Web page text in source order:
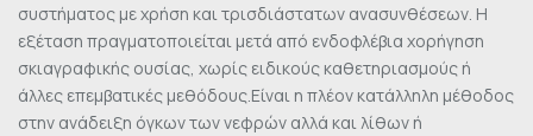
συστήματος με χρήση και τρισδιάστατων ανασυνθέσεων. Η
εξέταση πραγματοποιείται μετά από ενδοφλέβια χορήγηση
σκιαγραφικής ουσίας, χωρίς ειδικούς καθετηριασμούς ή
άλλες επεμβατικές μεθόδους.Είναι η πλέον κατάλληλη μέθοδος
στην ανάδειξη όγκων των νεφρών αλλά και λίθων ή